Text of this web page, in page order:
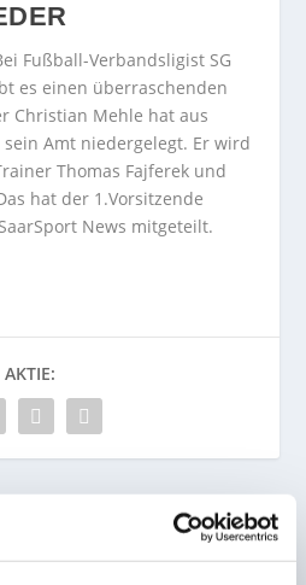
Fußball-Verbandsligist SG
es einen überraschenden
Christian Mehle hat aus
Amt niedergelegt. Er wird
Thomas Fajferek und
hat der 1.Vorsitzende
News mitgeteilt.
AKTIE:
NÄCHSTE